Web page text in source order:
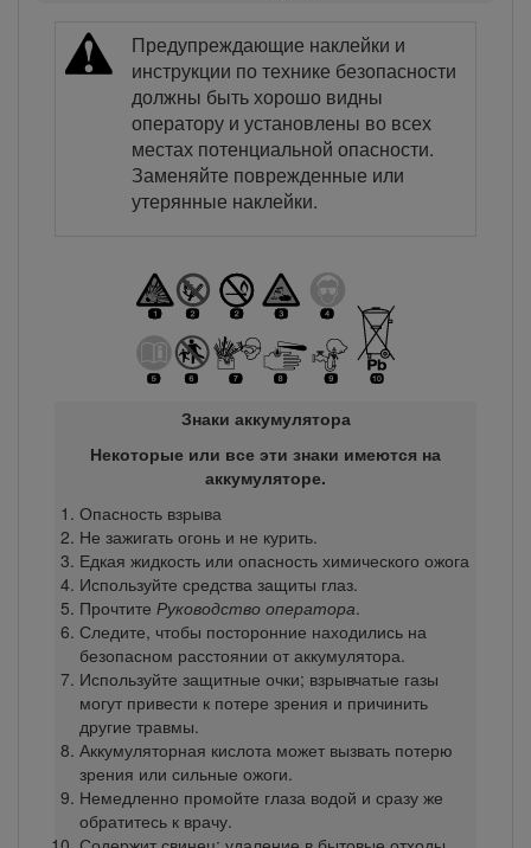
Предупреждающие наклейки и
инструкции по технике безопасности
должны быть хорошо видны
оператору и установлены во всех
местах потенциальной опасности.
Заменяйте поврежденные или
утерянные наклейки.
Знаки аккумулятора
Некоторые или все эти знаки имеются на
аккумуляторе.
Опасность взрыва
Не зажигать огонь и не курить.
Едкая жидкость или опасность химического ожога
Используйте средства защиты глаз.
Прочтите Руководство оператора.
Следите, чтобы посторонние находились на
безопасном расстоянии от аккумулятора.
Используйте защитные очки; взрывчатые газы
могут привести к потере зрения и причинить
другие травмы.
Аккумуляторная кислота может вызвать потерю
зрения или сильные ожоги.
Немедленно промойте глаза водой и сразу же
обратитесь к врачу.